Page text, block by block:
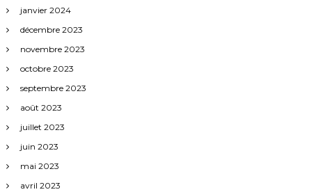
janvier 2024
décembre 2023
novembre 2023
octobre 2023
septembre 2023
août 2023
juillet 2023
juin 2023
mai 2023
avril 2023